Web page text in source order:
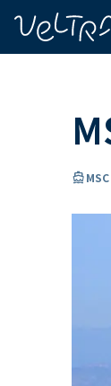
directions_boat